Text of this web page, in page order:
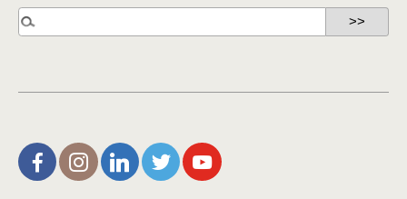
L’Aire de Rien (facebook)
Christophe Noisette (instagram)
Christophe Noisette (Linkedin)
Christophe Noisette (X | Twitter)
L’Aire de Rien (You Tube)